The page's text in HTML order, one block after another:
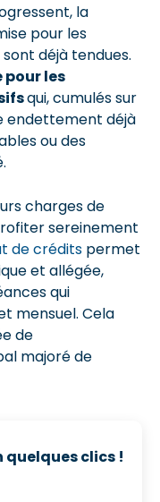
la
pour les
déjà tendues.
pour les
qui, cumulés sur
endettement déjà
ou des
charges de
sereinement
de crédits permet
et allégée,
qui
mensuel. Cela
de
majoré de
quelques clics !